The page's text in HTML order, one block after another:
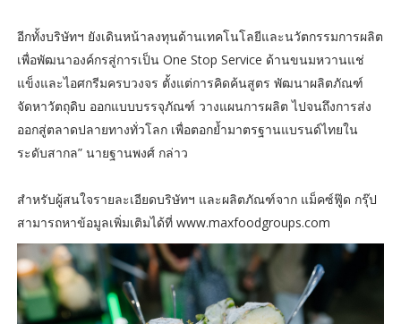
อีกทั้งบริษัทฯ ยังเดินหน้าลงทุนด้านเทคโนโลยีและนวัตกรรมการผลิต
เพื่อพัฒนาองค์กรสู่การเป็น One Stop Service ด้านขนมหวานแช่
แข็งและไอศกรีมครบวงจร ตั้งแต่การคิดค้นสูตร พัฒนาผลิตภัณฑ์
จัดหาวัตถุดิบ ออกแบบบรรจุภัณฑ์ วางแผนการผลิต ไปจนถึงการส่ง
ออกสู่ตลาดปลายทางทั่วโลก เพื่อตอกย้ำมาตรฐานแบรนด์ไทยใน
ระดับสากล” นายฐานพงศ์ กล่าว
สำหรับผู้สนใจรายละเอียดบริษัทฯ และผลิตภัณฑ์จาก แม็คซ์ฟู๊ด กรุ๊ป
สามารถหาข้อมูลเพิ่มเติมได้ที่ www.maxfoodgroups.com